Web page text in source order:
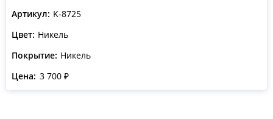
Артикул: K-8725
Цвет: Никель
Покрытие: Никель
Цена: 3 700 ₽